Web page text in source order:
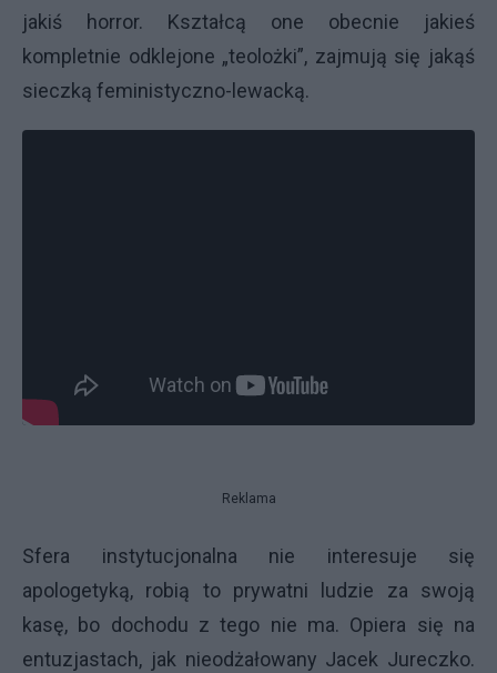
jakiś horror. Kształcą one obecnie jakieś
kompletnie odklejone „teolożki”, zajmują się jakąś
sieczką feministyczno-lewacką.
Reklama
Sfera instytucjonalna nie interesuje się
apologetyką, robią to prywatni ludzie za swoją
kasę, bo dochodu z tego nie ma. Opiera się na
entuzjastach, jak nieodżałowany Jacek Jureczko.